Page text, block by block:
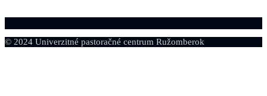
© 2024 Univerzitné pastoračné centrum Ružomberok